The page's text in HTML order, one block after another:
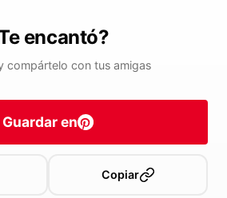
encantó?
compártelo con tus amigas
Guardar en
Copiar